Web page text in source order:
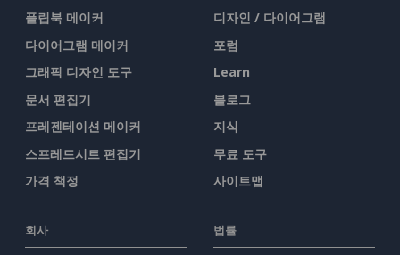
플립북 메이커
다이어그램 메이커
그래픽 디자인 도구
문서 편집기
프레젠테이션 메이커
스프레드시트 편집기
가격 책정
디자인 / 다이어그램
포럼
Learn
블로그
지식
무료 도구
사이트맵
회사 법률